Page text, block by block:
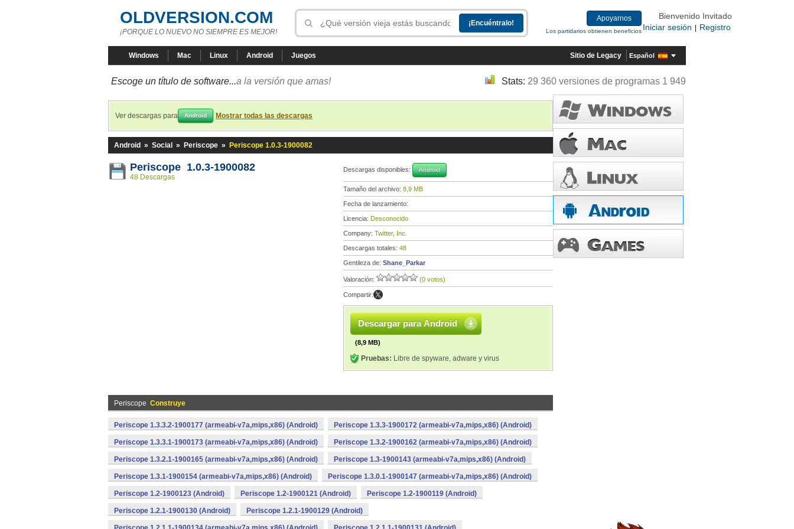
OLDVERSION.COM
¡PORQUE LO NUEVO NO SIEMPRE ES MEJOR!
Apoyarnos
Los partidarios obtienen beneficios
Bienvenido Invitado
Iniciar sesión
Registro
Windows Mac Linux Android Juegos Sitio de Legacy Español
Escoge un título de software...a la versión que amas! Stats: 29 360 versiones de programas 1 949
Ver descargas para Android Mostrar todas las descargas
Android » Social » Periscope » Periscope 1.0.3-1900082
Periscope 1.0.3-1900082
48 Descargas
Descargas disponibles: Android
Tamaño del archivo: 8,9 MB
Fecha de lanzamiento:
Licencia: Desconocido
Company: Twitter, Inc.
Descargas totales: 48
Gentileza de: Shane_Parkar
Valoración: (0 votos)
Compartir:
Descargar para Android
(8,9 MB)
Pruebas: Libre de spyware, adware y virus
Periscope Construye
Periscope 1.3.3.2-1900177 (armeabi-v7a,mips,x86) (Android) Periscope 1.3.3-1900172 (armeabi-v7a,mips,x86) (Android)
Periscope 1.3.3.1-1900173 (armeabi-v7a,mips,x86) (Android) Periscope 1.3.2-1900162 (armeabi-v7a,mips,x86) (Android)
Periscope 1.3.2.1-1900165 (armeabi-v7a,mips,x86) (Android) Periscope 1.3-1900143 (armeabi-v7a,mips,x86) (Android)
Periscope 1.3.1-1900154 (armeabi-v7a,mips,x86) (Android) Periscope 1.3.0.1-1900147 (armeabi-v7a,mips,x86) (Android)
Periscope 1.2-1900123 (Android) Periscope 1.2-1900121 (Android) Periscope 1.2-1900119 (Android)
Periscope 1.2.1-1900130 (Android) Periscope 1.2.1-1900129 (Android)